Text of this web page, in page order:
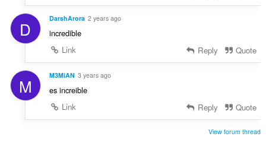
D DarshArora 2 years ago
incredible
Link
Reply Quote
M M3MiAN 3 years ago
es increible
Link
Reply Quote
View forum thread